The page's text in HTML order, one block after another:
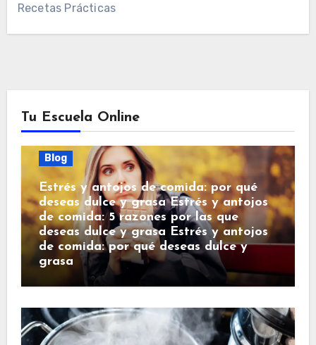
Recetas Prácticas
Tu Escuela Online
Blog
Estrés y antojos de comida: por qué
deseas dulce y grasa Estrés y antojos
de comida: 5 razones por las que
deseas dulce y grasa Estrés y antojos
de comida: por qué deseas dulce y
grasa